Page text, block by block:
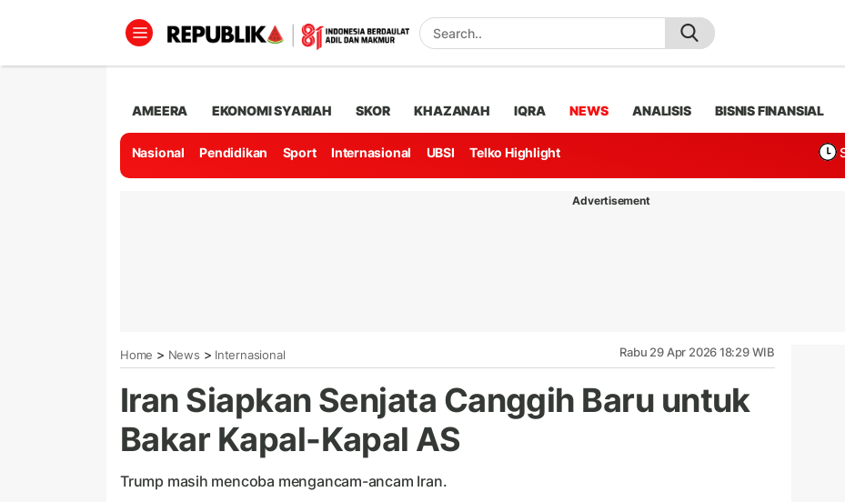
AMEERA EKONOMI SYARIAH SKOR KHAZANAH IQRA NEWS ANALISIS BISNIS FINANSIAL
Nasional Pendidikan Sport Internasional UBSI Telko Highlight
Advertisement
Home > News > Internasional Rabu 29 Apr 2026 18:29 WIB
Iran Siapkan Senjata Canggih Baru untuk
Bakar Kapal-Kapal AS
Trump masih mencoba mengancam-ancam Iran.